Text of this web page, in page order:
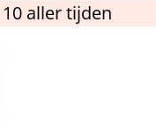
aller tijden